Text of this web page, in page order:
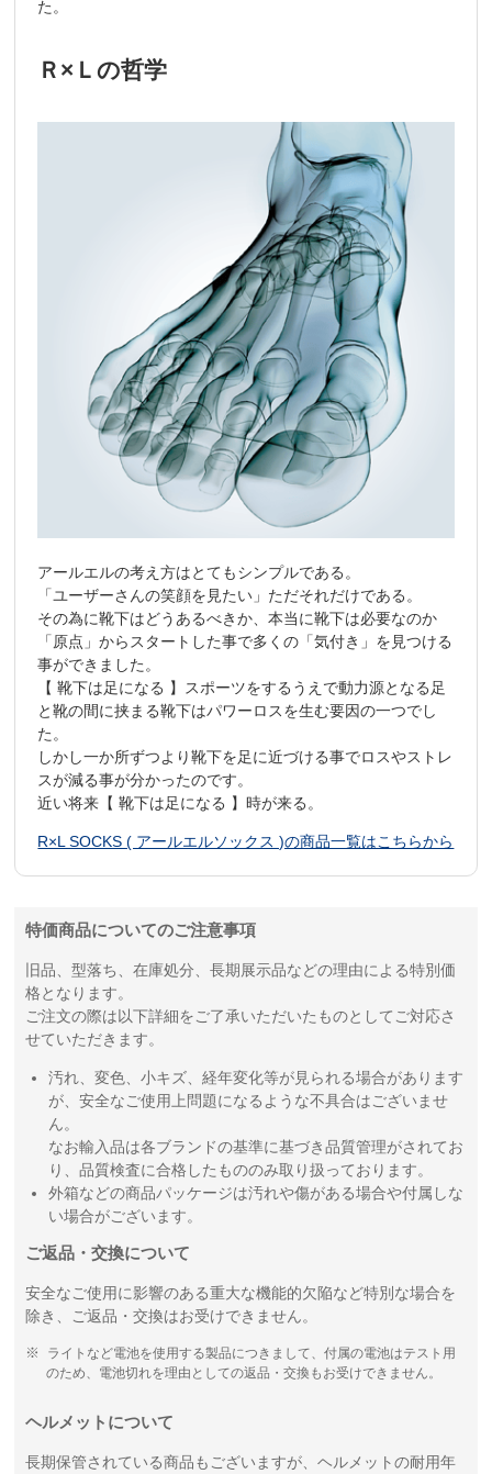
た。
Ｒ×Ｌの哲学
アールエルの考え方はとてもシンプルである。
「ユーザーさんの笑顔を見たい」ただそれだけである。
その為に靴下はどうあるべきか、本当に靴下は必要なのか
「原点」からスタートした事で多くの「気付き」を見つける
事ができました。
【 靴下は足になる 】スポーツをするうえで動力源となる足
と靴の間に挟まる靴下はパワーロスを生む要因の一つでし
た。
しかし一か所ずつより靴下を足に近づける事でロスやストレ
スが減る事が分かったのです。
近い将来【 靴下は足になる 】時が来る。
R×L SOCKS ( アールエルソックス )の商品一覧はこちらから
特価商品についてのご注意事項
旧品、型落ち、在庫処分、長期展示品などの理由による特別価
格となります。
ご注文の際は以下詳細をご了承いただいたものとしてご対応さ
せていただきます。
汚れ、変色、小キズ、経年変化等が見られる場合があります
が、安全なご使用上問題になるような不具合はございませ
ん。
なお輸入品は各ブランドの基準に基づき品質管理がされてお
り、品質検査に合格したもののみ取り扱っております。
外箱などの商品パッケージは汚れや傷がある場合や付属しな
い場合がございます。
ご返品・交換について
安全なご使用に影響のある重大な機能的欠陥など特別な場合を
除き、ご返品・交換はお受けできません。
ライトなど電池を使用する製品につきまして、付属の電池はテスト用
のため、電池切れを理由としての返品・交換もお受けできません。
ヘルメットについて
長期保管されている商品もございますが、ヘルメットの耐用年